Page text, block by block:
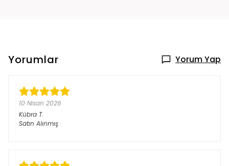
Yorumlar Yorum Yap
10 Nisan 2026
Kübra T.
Satın Alınmış